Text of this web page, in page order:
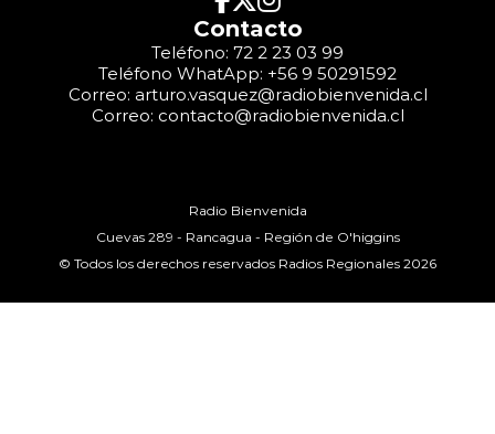
Contacto
Teléfono: 72 2 23 03 99
Teléfono WhatApp: +56 9 50291592
Correo: arturo.vasquez@radiobienvenida.cl
Correo: contacto@radiobienvenida.cl
Radio Bienvenida
Cuevas 289 - Rancagua - Región de O'higgins
© Todos los derechos reservados Radios Regionales 2026